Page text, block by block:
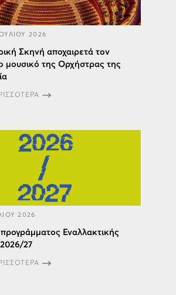
2026
Σκηνή αποχαιρετά τον
μουσικό της Ορχήστρας της
2026
Εναλλακτικής
27